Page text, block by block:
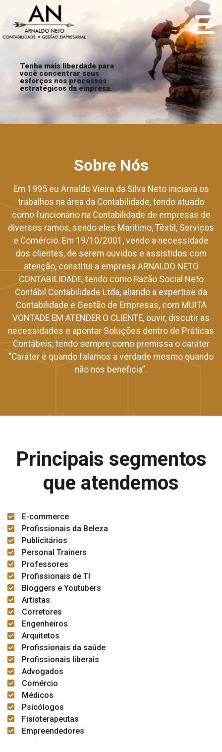
Tenha mais liberdade para
você concentrar seus
esforços nos processos
estratégicos da empresa.
Sobre Nós
Em 1995 eu Arnaldo Vieira da Silva Neto iniciava os
trabalhos na área da Contabilidade, tendo atuado
como funcionário na Contabilidade de empresas de
diversos ramos, sendo eles Marítimo, Têxtil, Serviços
e Comércio. Em 19/10/2001, vendo a necessidade
dos clientes, de serem ouvidos e assistidos com
atenção, constitui a empresa ARNALDO NETO
CONTABILIDADE, tendo como Razão Social Neto
Contábil Contabilidade Ltda, aliando a expertise da
Contabilidade e Gestão de Empresas, com MUITA
VONTADE EM ATENDER O CLIENTE, ouvir, discutir as
necessidades e apontar Soluções dentro de Práticas
Contábeis, tendo sempre como premissa o caráter
“Caráter é quando falamos a verdade mesmo quando
não nos beneficia”.
Principais segmentos
que atendemos
E-commerce
Profissionais da Beleza
Publicitários
Personal Trainers
Professores
Profissionais de TI
Bloggers e Youtubers
Artistas
Corretores
Engenheiros
Arquitetos
Profissionais da saúde
Profissionais liberais
Advogados
Comércio
Médicos
Psicólogos
Fisioterapeutas
Empreendedores